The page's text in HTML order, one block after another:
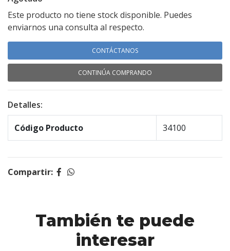
Este producto no tiene stock disponible. Puedes
enviarnos una consulta al respecto.
CONTÁCTANOS
CONTINÚA COMPRANDO
Detalles:
Código Producto 34100
Compartir:
También te puede
interesar